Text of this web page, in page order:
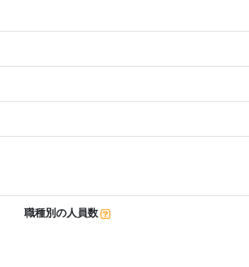
職種別の人員数